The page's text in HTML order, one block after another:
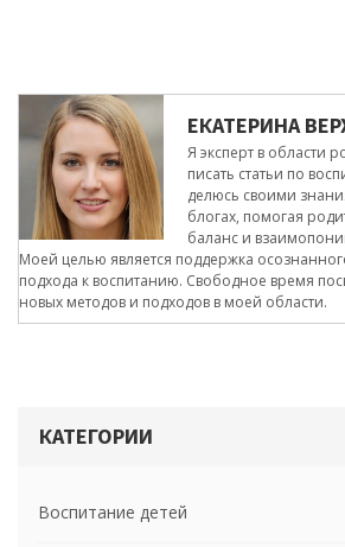
ЕКАТЕРИНА
Я эксперт в области
писать статьи по
делюсь своими
блогах, помогая
баланс и
Моей целью является поддержка
подхода к воспитанию. Свободное время
новых методов и подходов в моей области.
КАТЕГОРИИ
Воспитание детей